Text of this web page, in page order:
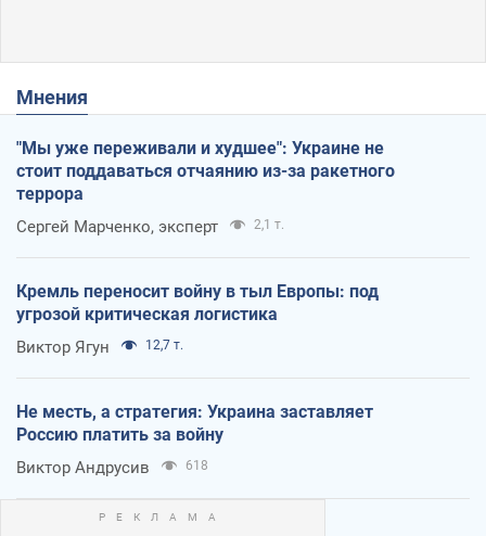
Мнения
"Мы уже переживали и худшее": Украине не
стоит поддаваться отчаянию из-за ракетного
террора
Сергей Марченко, эксперт 2,1 т.
Кремль переносит войну в тыл Европы: под
угрозой критическая логистика
Виктор Ягун 12,7 т.
Не месть, а стратегия: Украина заставляет
Россию платить за войну
Виктор Андрусив 618